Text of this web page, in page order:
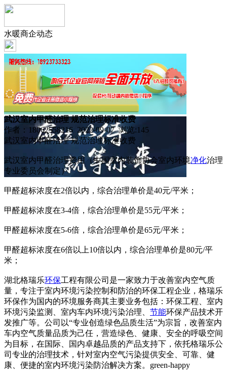
水暖商企动态
武汉室内甲醛治理 规范治理标准收费
作者：18062558216 2022-09-07 浏览:145
武汉室内甲醛治理 规范治理标准收费
武汉室内甲醛治理费用（中国室内装饰协会室内环境净化治理
专业委员会制定）
甲醛超标浓度在2倍以内，综合治理单价是40元/平米；
甲醛超标浓度在3-4倍，综合治理单价是55元/平米；
甲醛超标浓度在5-6倍，综合治理单价是65元/平米；
甲醛超标浓度在6倍以上10倍以内，综合治理单价是80元/平
米；
湖北格瑞乐环保工程有限公司是一家致力于改善室内空气质
量，专注于室内环境污染控制和防治的环保工程企业，格瑞乐
环保作为国内的环境服务商其主要业务包括：环保工程、室内
环境污染监测、室内车内环境污染治理、 节能环保产品技术开
发推广等。公司以“专业创造绿色品质生活”为宗旨，改善室内
车内空气质量品质为己任，营造绿色、健康、安全的呼吸空间
为目标，在国际、国内卓越品质的产品支持下，依托格瑞乐公
司专业的治理技术，针对室内空气污染提供安全、可靠、健
康、便捷的室内环境污染防治解决方案。green-happy